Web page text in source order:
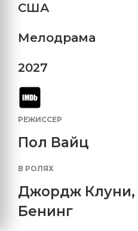
США
Мелодрама
2027
РЕЖИССЕР
Пол Вайц
В РОЛЯХ
Джордж Клуни,
Бенинг